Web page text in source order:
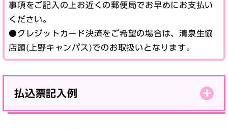
事項をご記入の上お近くの郵便局でお早めにお支払い
ください。
●クレジットカード決済をご希望の場合は、清泉生協
店頭(上野キャンパス)でのお取扱いとなります。
払込票記入例